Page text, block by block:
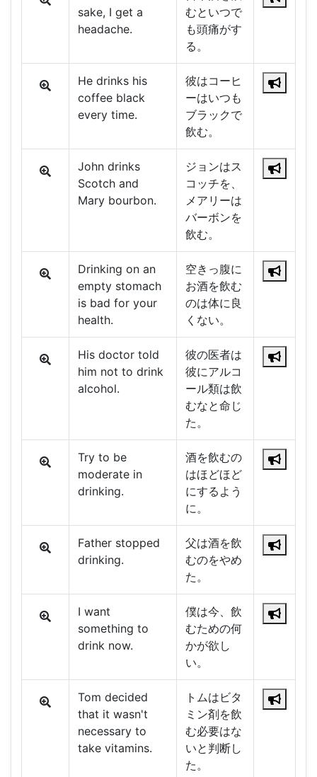
sake, I get a
headache.
むといつで
も頭痛がす
る。
He drinks his
coffee black
every time.
彼はコーヒ
ーはいつも
ブラックで
飲む。
John drinks
Scotch and
Mary bourbon.
ジョンはス
コッチを、
メアリーは
バーボンを
飲む。
Drinking on an
empty stomach
is bad for your
health.
空きっ腹に
お酒を飲む
のは体に良
くない。
His doctor told
him not to drink
alcohol.
彼の医者は
彼にアルコ
ール類は飲
むなと命じ
た。
Try to be
moderate in
drinking.
酒を飲むの
はほどほど
にするよう
に。
Father stopped
drinking.
父は酒を飲
むのをやめ
た。
I want
something to
drink now.
僕は今、飲
むための何
かが欲し
い。
Tom decided
that it wasn't
necessary to
take vitamins.
トムはビタ
ミン剤を飲
む必要はな
いと判断し
た。